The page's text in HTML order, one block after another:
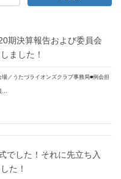
期決算報告および委員会
ました！
／うたづライオンズクラブ事務局■例会担
…
でした！それに先立ち入
た！